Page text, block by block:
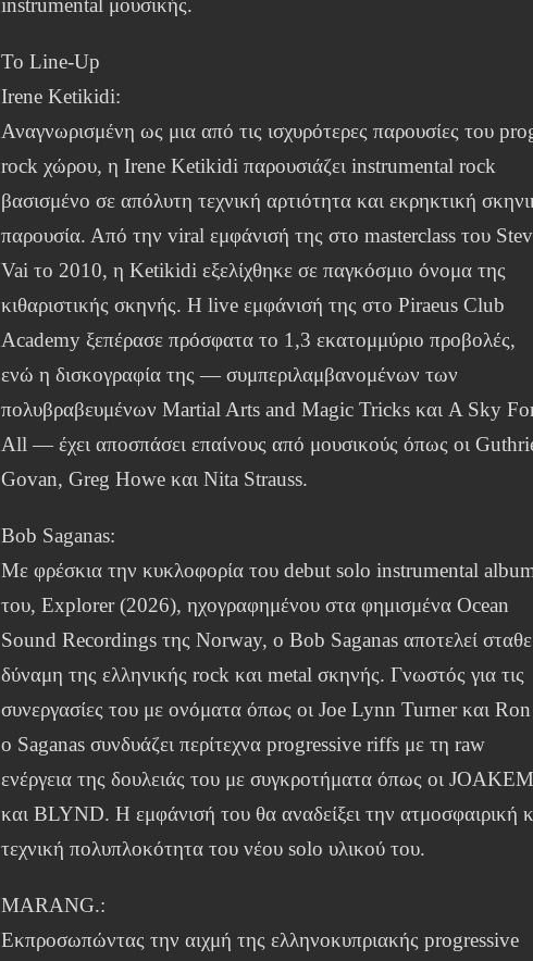
instrumental μουσικής.
Το Line-Up
Irene Ketikidi:
Αναγνωρισμένη ως μια από τις ισχυρότερες παρουσίες του
rock χώρου, η Irene Ketikidi παρουσιάζει instrumental rock
βασισμένο σε απόλυτη τεχνική αρτιότητα και εκρηκτική
παρουσία. Από την viral εμφάνισή της στο masterclass του
Vai το 2010, η Ketikidi εξελίχθηκε σε παγκόσμιο όνομα της
κιθαριστικής σκηνής. Η live εμφάνισή της στο Piraeus Club
Academy ξεπέρασε πρόσφατα το 1,3 εκατομμύριο προβολές,
ενώ η δισκογραφία της — συμπεριλαμβανομένων των
πολυβραβευμένων Martial Arts and Magic Tricks και A Sky
All — έχει αποσπάσει επαίνους από μουσικούς όπως οι
Govan, Greg Howe και Nita Strauss.
Bob Saganas:
Με φρέσκια την κυκλοφορία του debut solo instrumental
του, Explorer (2026), ηχογραφημένου στα φημισμένα Ocean
Sound Recordings της Norway, ο Bob Saganas αποτελεί
δύναμη της ελληνικής rock και metal σκηνής. Γνωστός για τις
συνεργασίες του με ονόματα όπως οι Joe Lynn Turner και
ο Saganas συνδυάζει περίτεχνα progressive riffs με τη raw
ενέργεια της δουλειάς του με συγκροτήματα όπως οι
και BLYND. Η εμφάνισή του θα αναδείξει την ατμοσφαιρική
τεχνική πολυπλοκότητα του νέου solo υλικού του.
MARANG.:
Εκπροσωπώντας την αιχμή της ελληνοκυπριακής progressive